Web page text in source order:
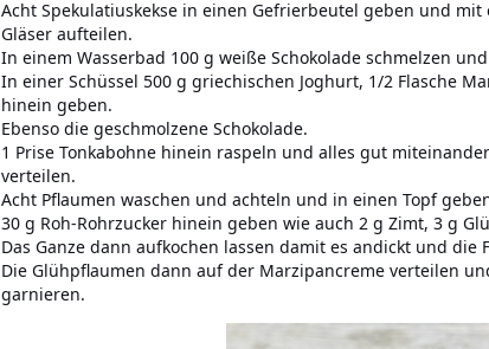
Acht Spekulatiuskekse in einen Gefrierbeutel geben und
Gläser aufteilen.
In einem Wasserbad 100 g weiße Schokolade schmelzen
In einer Schüssel 500 g griechischen Joghurt, 1/2 Flasche
hinein geben.
Ebenso die geschmolzene Schokolade.
1 Prise Tonkabohne hinein raspeln und alles gut
verteilen.
Acht Pflaumen waschen und achteln und in einen Topf
30 g Roh-Rohrzucker hinein geben wie auch 2 g Zimt, 3 g
Das Ganze dann aufkochen lassen damit es andickt und die
Die Glühpflaumen dann auf der Marzipancreme verteilen
garnieren.